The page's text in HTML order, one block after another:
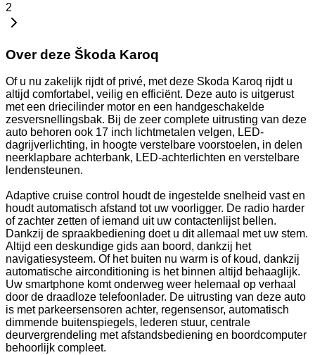
2
Over deze Škoda Karoq
Of u nu zakelijk rijdt of privé, met deze Skoda Karoq rijdt u
altijd comfortabel, veilig en efficiënt. Deze auto is uitgerust
met een driecilinder motor en een handgeschakelde
zesversnellingsbak. Bij de zeer complete uitrusting van deze
auto behoren ook 17 inch lichtmetalen velgen, LED-
dagrijverlichting, in hoogte verstelbare voorstoelen, in delen
neerklapbare achterbank, LED-achterlichten en verstelbare
lendensteunen.
Adaptive cruise control houdt de ingestelde snelheid vast en
houdt automatisch afstand tot uw voorligger. De radio harder
of zachter zetten of iemand uit uw contactenlijst bellen.
Dankzij de spraakbediening doet u dit allemaal met uw stem.
Altijd een deskundige gids aan boord, dankzij het
navigatiesysteem. Of het buiten nu warm is of koud, dankzij
automatische airconditioning is het binnen altijd behaaglijk.
Uw smartphone komt onderweg weer helemaal op verhaal
door de draadloze telefoonlader. De uitrusting van deze auto
is met parkeersensoren achter, regensensor, automatisch
dimmende buitenspiegels, lederen stuur, centrale
deurvergrendeling met afstandsbediening en boordcomputer
behoorlijk compleet.